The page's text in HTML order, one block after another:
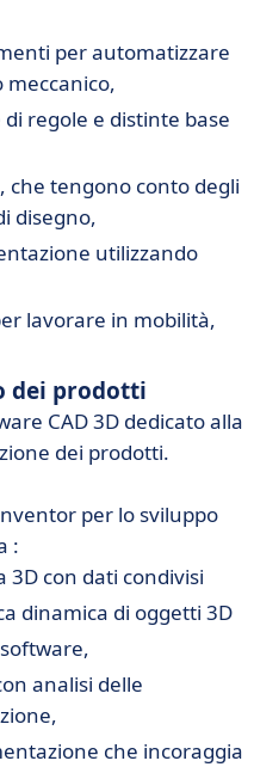
per automatizzare
regole e distinte base
che tengono conto degli
disegno,
utilizzando
lavorare in mobilità,
dei prodotti
CAD 3D dedicato alla
dei prodotti.
per lo sviluppo
:
3D con dati condivisi
dinamica di oggetti 3D
analisi delle
che incoraggia